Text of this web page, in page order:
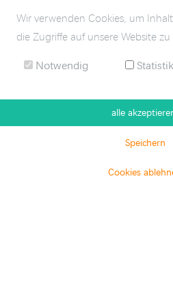
der die
Arbeitgeber durch die
Wir verwenden Cookies, um
die Zugriffe auf unsere Website zu
Notwendig
alle
Speichern
Cookies